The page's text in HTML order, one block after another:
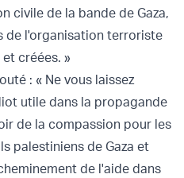
civile de la bande de Gaza,
de l'organisation terroriste
créées. »
: « Ne vous laissez
utile dans la propagande
de la compassion pour les
palestiniens de Gaza et
de l'aide dans